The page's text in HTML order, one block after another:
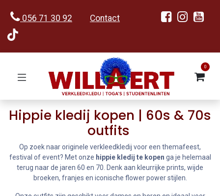
056 71 30 92 Contact
0
Hippie kledij kopen | 60s & 70s
outfits
Op zoek naar originele verkleedkledij voor een themafeest,
festival of event? Met onze hippie kledij te kopen ga je helemaal
terug naar de jaren 60 en 70. Denk aan kleurrijke prints, wijde
broeken, franjes en iconische flower power stijlen.